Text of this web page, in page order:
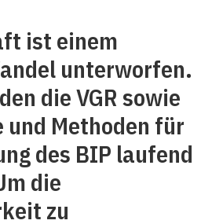
ist einem
unterworfen.
die VGR sowie
und Methoden für
des BIP laufend
die
zu